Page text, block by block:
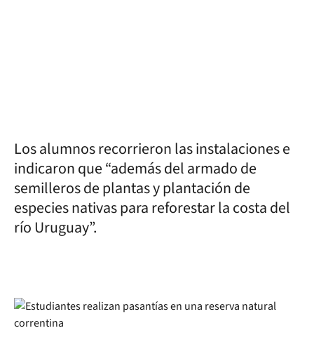
Los alumnos recorrieron las instalaciones e
indicaron que “además del armado de
semilleros de plantas y plantación de
especies nativas para reforestar la costa del
río Uruguay”.